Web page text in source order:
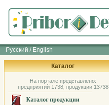
Русский / English
Каталог
На портале представлено:
предприятий 1738, продукции 13738
Каталог продукции